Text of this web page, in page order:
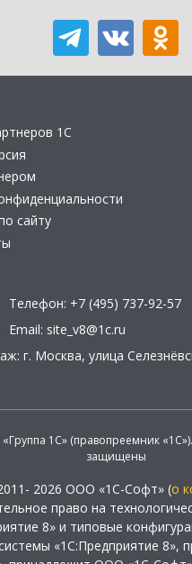
1С
сайту
Телефон: +7 (495) 737-92-57
Email: site_v8@1c.ru
г. Москва, улица
1С» (правопреемник
защищены
2026 ООО «1С-Софт» (о
право на
8» и типовые
«1С:Предприятие 8»,